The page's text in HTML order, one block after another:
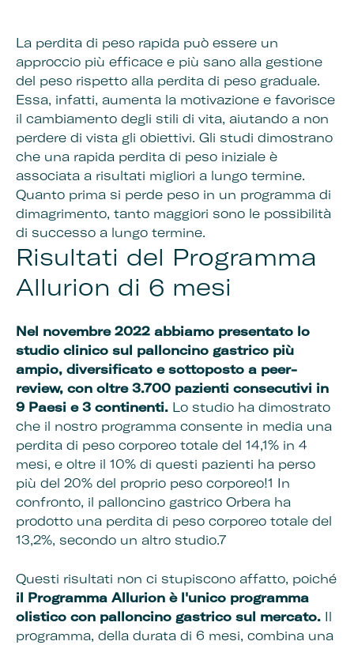
La perdita di peso rapida può essere un
approccio più efficace e più sano alla gestione
del peso rispetto alla perdita di peso graduale.
Essa, infatti, aumenta la motivazione e favorisce
il cambiamento degli stili di vita, aiutando a non
perdere di vista gli obiettivi. Gli studi dimostrano
che una rapida perdita di peso iniziale è
associata a risultati migliori a lungo termine.
Quanto prima si perde peso in un programma di
dimagrimento, tanto maggiori sono le possibilità
di successo a lungo termine.
Risultati del Programma
Allurion di 6 mesi
Nel novembre 2022 abbiamo presentato lo
studio clinico sul palloncino gastrico più
ampio, diversificato e sottoposto a peer-
review, con oltre 3.700 pazienti consecutivi in
9 Paesi e 3 continenti. Lo studio ha dimostrato
che il nostro programma consente in media una
perdita di peso corporeo totale del 14,1% in 4
mesi, e oltre il 10% di questi pazienti ha perso
più del 20% del proprio peso corporeo!1 In
confronto, il palloncino gastrico Orbera ha
prodotto una perdita di peso corporeo totale del
13,2%, secondo un altro studio.7
Questi risultati non ci stupiscono affatto, poiché
il Programma Allurion è l'unico programma
olistico con palloncino gastrico sul mercato. Il
programma, della durata di 6 mesi, combina una